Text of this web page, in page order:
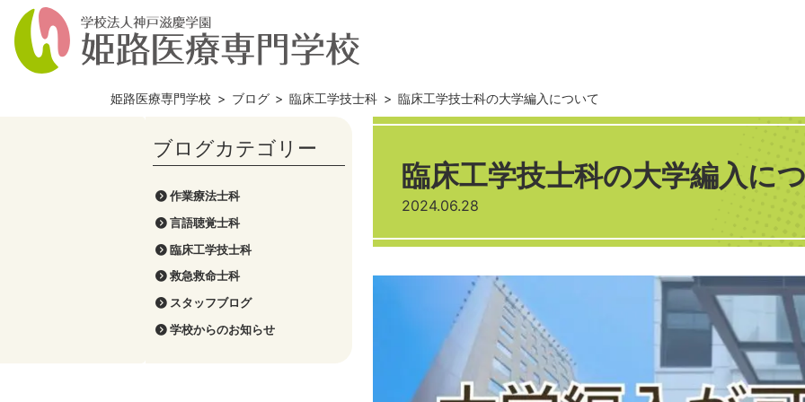
姫路医療専門学校 > ブログ > 臨床工学技士科 > 臨床工学技士科の大学編入について
作業療法士科
言語聴覚士科
臨床工学技士科
救急救命士科
スタッフブログ
学校からのお知らせ
臨床工学技士科の大学編入に
2024.06.28